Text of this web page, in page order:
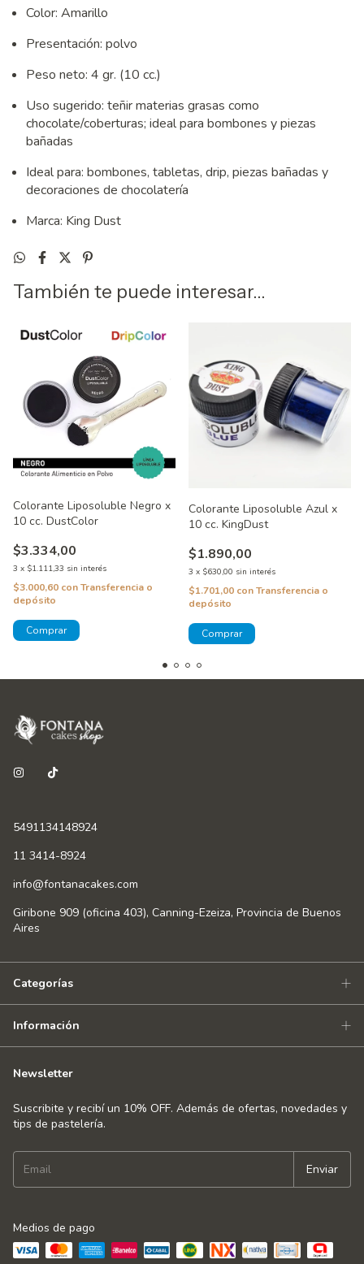
Color: Amarillo
Presentación: polvo
Peso neto: 4 gr. (10 cc.)
Uso sugerido: teñir materias grasas como
chocolate/coberturas; ideal para bombones y piezas
bañadas
Ideal para: bombones, tabletas, drip, piezas bañadas y
decoraciones de chocolatería
Marca: King Dust
También te puede interesar...
Colorante Liposoluble Negro x
10 cc. DustColor
$3.334,00
3 x $1.111,33 sin interés
$3.000,60 conTransferencia o
depósito
Colorante Liposoluble Azul x
10 cc. KingDust
$1.890,00
3 x $630,00 sin interés
$1.701,00 conTransferencia o
depósito
5491134148924
11 3414-8924
info@fontanacakes.com
Giribone 909 (oficina 403), Canning-Ezeiza, Provincia de Buenos
Aires
Categorías
Información
Newsletter
Suscribite y recibí un 10% OFF. Además de ofertas, novedades y
tips de pastelería.
Medios de pago